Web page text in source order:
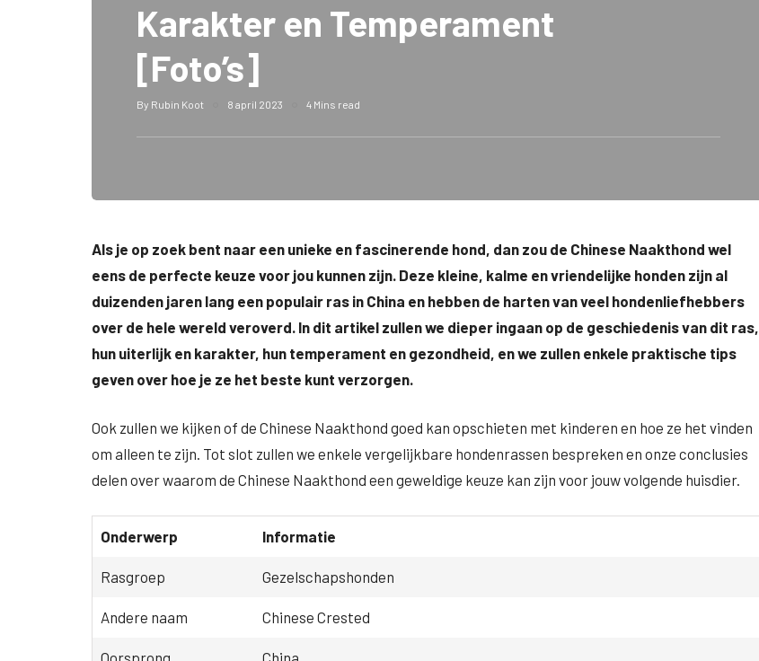
Karakter en Temperament
[Foto’s]
By Rubin Koot 8 april 2023 4 Mins read
Als je op zoek bent naar een unieke en fascinerende hond, dan zou de Chinese Naakthond wel
eens de perfecte keuze voor jou kunnen zijn. Deze kleine, kalme en vriendelijke honden zijn al
duizenden jaren lang een populair ras in China en hebben de harten van veel hondenliefhebbers
over de hele wereld veroverd. In dit artikel zullen we dieper ingaan op de geschiedenis van dit ras,
hun uiterlijk en karakter, hun temperament en gezondheid, en we zullen enkele praktische tips
geven over hoe je ze het beste kunt verzorgen.
Ook zullen we kijken of de Chinese Naakthond goed kan opschieten met kinderen en hoe ze het vinden
om alleen te zijn. Tot slot zullen we enkele vergelijkbare hondenrassen bespreken en onze conclusies
delen over waarom de Chinese Naakthond een geweldige keuze kan zijn voor jouw volgende huisdier.
Onderwerp Informatie
Rasgroep Gezelschapshonden
Andere naam Chinese Crested
Oorsprong China